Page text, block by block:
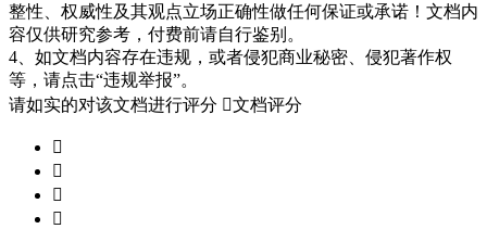
整性、权威性及其观点立场正确性做任何保证或承诺！文档内
容仅供研究参考，付费前请自行鉴别。
4、如文档内容存在违规，或者侵犯商业秘密、侵犯著作权
等，请点击“违规举报”。
请如实的对该文档进行评分 文档评分



